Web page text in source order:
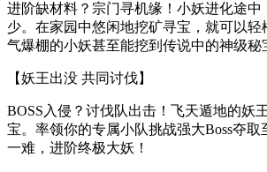
进阶缺材料？宗门寻机缘！小妖进化途中
少。在家园中悠闲地挖矿寻宝，就可以轻
气爆棚的小妖甚至能挖到传说中的神级秘
【妖王出没 共同讨伐】
BOSS入侵？讨伐队出击！飞天遁地的妖
宝。率领你的专属小队挑战强大Boss夺
一难，进阶终极大妖！